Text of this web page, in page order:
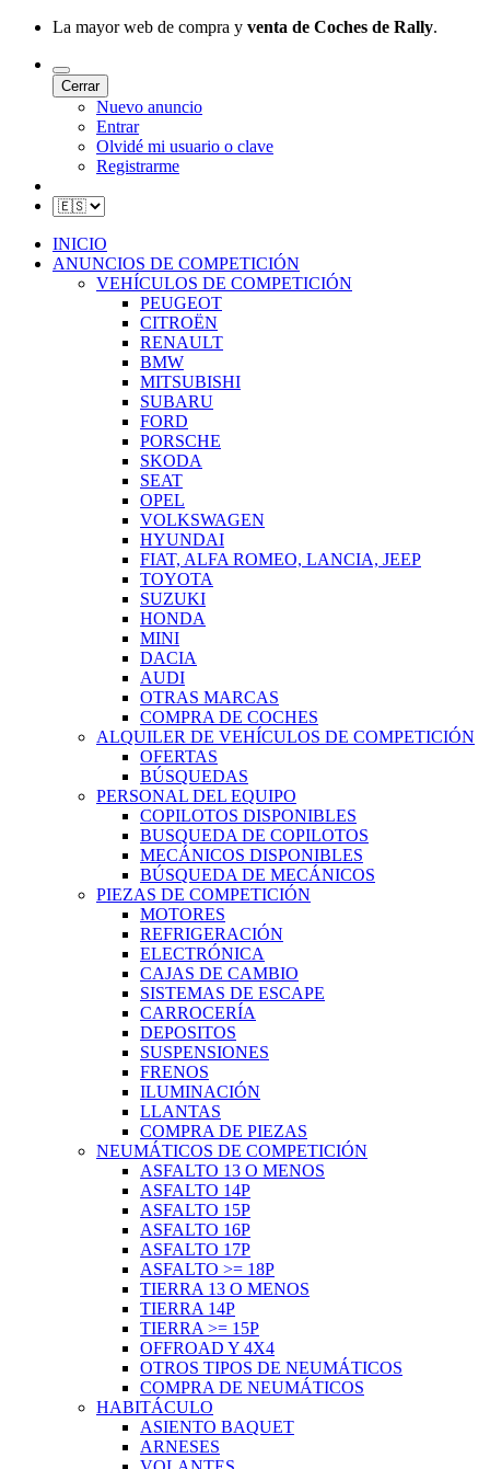
La mayor web de compra y venta de Coches de Rally.
Cerrar
Nuevo anuncio
Entrar
Olvidé mi usuario o clave
Registrarme
INICIO
ANUNCIOS DE COMPETICIÓN
VEHÍCULOS DE COMPETICIÓN
PEUGEOT
CITROËN
RENAULT
BMW
MITSUBISHI
SUBARU
FORD
PORSCHE
SKODA
SEAT
OPEL
VOLKSWAGEN
HYUNDAI
FIAT, ALFA ROMEO, LANCIA, JEEP
TOYOTA
SUZUKI
HONDA
MINI
DACIA
AUDI
OTRAS MARCAS
COMPRA DE COCHES
ALQUILER DE VEHÍCULOS DE COMPETICIÓN
OFERTAS
BÚSQUEDAS
PERSONAL DEL EQUIPO
COPILOTOS DISPONIBLES
BUSQUEDA DE COPILOTOS
MECÁNICOS DISPONIBLES
BÚSQUEDA DE MECÁNICOS
PIEZAS DE COMPETICIÓN
MOTORES
REFRIGERACIÓN
ELECTRÓNICA
CAJAS DE CAMBIO
SISTEMAS DE ESCAPE
CARROCERÍA
DEPOSITOS
SUSPENSIONES
FRENOS
ILUMINACIÓN
LLANTAS
COMPRA DE PIEZAS
NEUMÁTICOS DE COMPETICIÓN
ASFALTO 13 O MENOS
ASFALTO 14P
ASFALTO 15P
ASFALTO 16P
ASFALTO 17P
ASFALTO >= 18P
TIERRA 13 O MENOS
TIERRA 14P
TIERRA >= 15P
OFFROAD Y 4X4
OTROS TIPOS DE NEUMÁTICOS
COMPRA DE NEUMÁTICOS
HABITÁCULO
ASIENTO BAQUET
ARNESES